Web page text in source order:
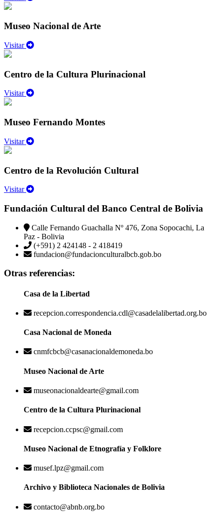
Museo Nacional de Arte
Visitar
Centro de la Cultura Plurinacional
Visitar
Museo Fernando Montes
Visitar
Centro de la Revolución Cultural
Visitar
Fundación Cultural del Banco Central de Bolivia
Calle Fernando Guachalla Nº 476, Zona Sopocachi, La
Paz - Bolivia
(+591) 2 424148 - 2 418419
fundacion@fundacionculturalbcb.gob.bo
Otras referencias:
Casa de la Libertad
recepcion.correspondencia.cdl@casadelalibertad.org.bo
Casa Nacional de Moneda
cnmfcbcb@casanacionaldemoneda.bo
Museo Nacional de Arte
museonacionaldearte@gmail.com
Centro de la Cultura Plurinacional
recepcion.ccpsc@gmail.com
Museo Nacional de Etnografía y Folklore
musef.lpz@gmail.com
Archivo y Biblioteca Nacionales de Bolivia
contacto@abnb.org.bo